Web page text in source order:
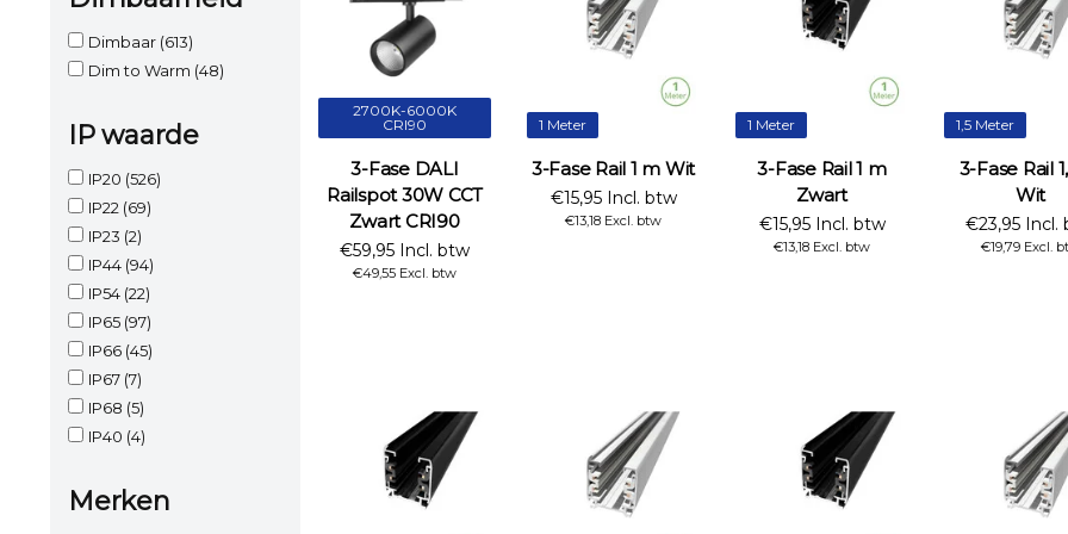
Dimbaar (613)
Dim to Warm (48)
IP waarde
IP20 (526)
IP22 (69)
IP23 (2)
IP44 (94)
IP54 (22)
IP65 (97)
IP66 (45)
IP67 (7)
IP68 (5)
IP40 (4)
Merken
2700K-6000K
CRI90
3-Fase DALI
Railspot 30W CCT
Zwart CRI90
€59,95 Incl. btw
€49,55 Excl. btw
1 Meter
3-Fase Rail 1 m Wit
€15,95 Incl. btw
€13,18 Excl. btw
1 Meter
3-Fase Rail 1 m
Zwart
€15,95 Incl. btw
€13,18 Excl. btw
1,5 Meter
3-Fase Rail
Wit
€23,95 Incl.
€19,79 Excl.